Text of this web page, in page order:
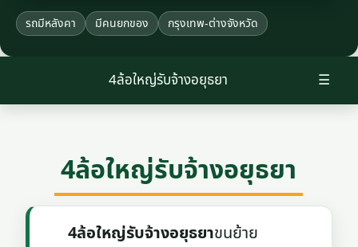
รถมีหลังคา มีคนยกของ กรุงเทพ-ต่างจังหวัด
☰
4ล้อใหญ่รับจ้างอยุธยา
4ล้อใหญ่รับจ้างอยุธยา
4ล้อใหญ่รับจ้างอยุธยาขนย้าย